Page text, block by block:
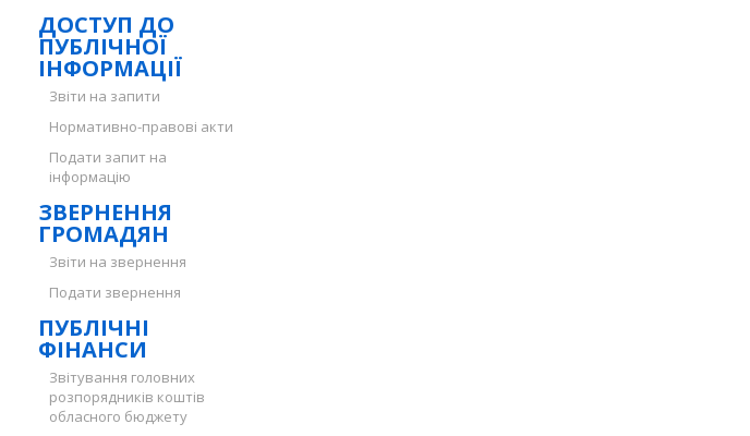
ДОСТУП ДО
ПУБЛІЧНОЇ
ІНФОРМАЦІЇ
Звіти на запити
Нормативно-правові акти
Подати запит на
інформацію
ЗВЕРНЕННЯ
ГРОМАДЯН
Звіти на звернення
Подати звернення
ПУБЛІЧНІ
ФІНАНСИ
Звітування головних
розпорядників коштів
обласного бюджету